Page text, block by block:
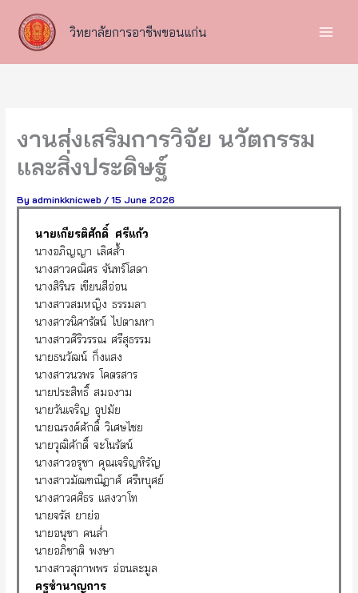
content
วิทยาลัยการอาชีพขอนแก่น
งานส่งเสริมการวิจัย นวัตกรรม
และสิ่งประดิษฐ์
Byadminkknicweb /15 June 2026
นายเกียรติศักดิ์ ศรีแก้ว
นางอภิญญา เลิศล้ำ
นางสาวคณิศร จันทร์โสดา
นางสิรินร เขียนสีอ่อน
นางสาวสมหญิง ธรรมลา
นางสาวนิศารัตน์ ไปตามหา
นางสาวศิริวรรณ ศรีสุธรรม
นายธนวัฒน์ กิ่งแสง
นางสาวนวพร โคตรสาร
นายประสิทธิ์ สมองาม
นายวันเจริญ อุปมัย
นายณรงค์ศักดิ์ วิเศษไชย
นายวุฒิศักดิ์ จะโนรัตน์
นางสาวอรุชา คุณเจริญหิรัญ
นางสาวมัฒฑณิฏาศ์ ศรีหบุศย์
นางสาวศศิธร แสงวาโท
นายจรัส ยาย่อ
นายอนุชา คนล่ำ
นายอภิชาติ พงษา
นางสาวสุภาพพร อ่อนละมูล
ครูชำนาญการ